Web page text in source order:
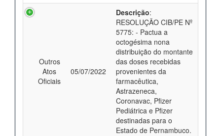
Outros
Atos
Oficiais
05/07/2022
Descrição:
RESOLUÇÃO CIB/PE Nº
5775: - Pactua a
octogésima nona
distribuição do montante
das doses recebidas
provenientes da
farmacêutica,
Astrazeneca,
Coronavac, Pfizer
Pediátrica e Pfizer
destinadas para o
Estado de Pernambuco.